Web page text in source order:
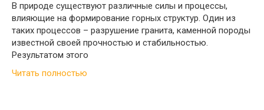
В природе существуют различные силы и процессы,
влияющие на формирование горных структур. Один из
таких процессов – разрушение гранита, каменной породы
известной своей прочностью и стабильностью.
Результатом этого
Читать полностью